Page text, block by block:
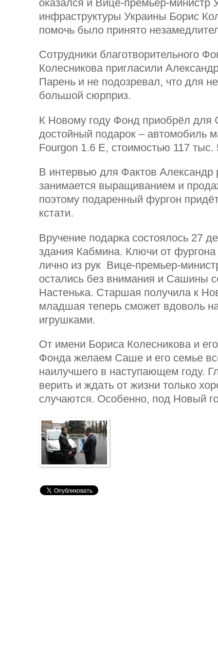
оказался и Вице-премьер-министр
инфраструктуры Украины Борис
помочь было принято
Сотрудники благотворительного
Колесникова пригласили
Парень и не подозревал, что для
большой сюрприз.
К Новому году Фонд приобрёл для
достойный подарок – автомобиль
Fourgon 1.6 E, стоимостью 117 тыс.
В интервью для Фактов Александр
занимается выращиванием и
поэтому подаренный фургон
кстати.
Вручение подарка состоялось 27
здания Кабмина. Ключи от
лично из рук Вице-премьер-
остались без внимания и Сашины
Настенька. Старшая получила к
младшая теперь сможет вдоволь
игрушками.
От имени Бориса Колесникова и
Фонда желаем Саше и его семье
наилучшего в наступающем году.
верить и ждать от жизни только
случаются. Особенно, под Новый